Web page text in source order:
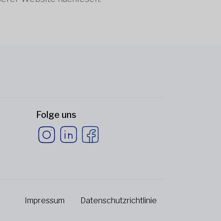
Folge uns
Impressum Datenschutzrichtlinie